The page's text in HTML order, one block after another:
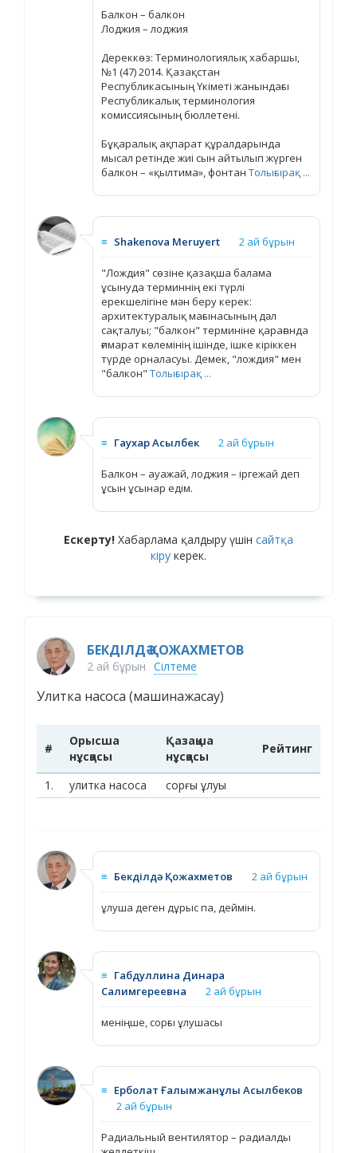
Балкон – балкон
Лоджия – лоджия
Дереккөз: Терминологиялық хабаршы,
№1 (47) 2014. Қазақстан
Республикасының Үкіметі жанындағы
Республикалық терминология
комиссиясының бюллетені.
Бұқаралық ақпарат құралдарында
мысал ретінде жиі сын айтылып жүрген
балкон – «қылтима», фонтан Толығырақ ...
≡ Shakenova Meruyert 2 ай бұрын
"Лождия" сөзіне қазақша балама
ұсынуда терминнің екі түрлі
ерекшелігіне мән беру керек:
архитектуралық мағынасының дәл
сақталуы; "балкон" терминіне қарағанда
ғимарат көлемінің ішінде, ішке кіріккен
түрде орналасуы. Демек, "лождия" мен
"балкон" Толығырақ ...
≡ Гаухар Асылбек 2 ай бұрын
Балкон – ауажай, лоджия – іргежай деп
ұсын ұсынар едім.
Ескерту! Хабарлама қалдыру үшін сайтқа
кіру керек.
БЕКДІЛДӘ ҚОЖАХМЕТОВ
2 ай бұрын Сілтеме
Улитка насоса (машинажасау)
#
Орысша
нұсқасы
Қазақша
нұсқасы
Рейтинг
1. улитка насоса сорғы ұлуы
≡ Бекділдә Қожахметов 2 ай бұрын
ұлуша деген дұрыс па, деймін.
≡ Габдуллина Динара
Салимгереевна
2 ай бұрын
меніңше, сорғы ұлушасы
≡ Ерболат Ғалымжанұлы Асылбеков
2 ай бұрын
Радиальный вентилятор – радиалды